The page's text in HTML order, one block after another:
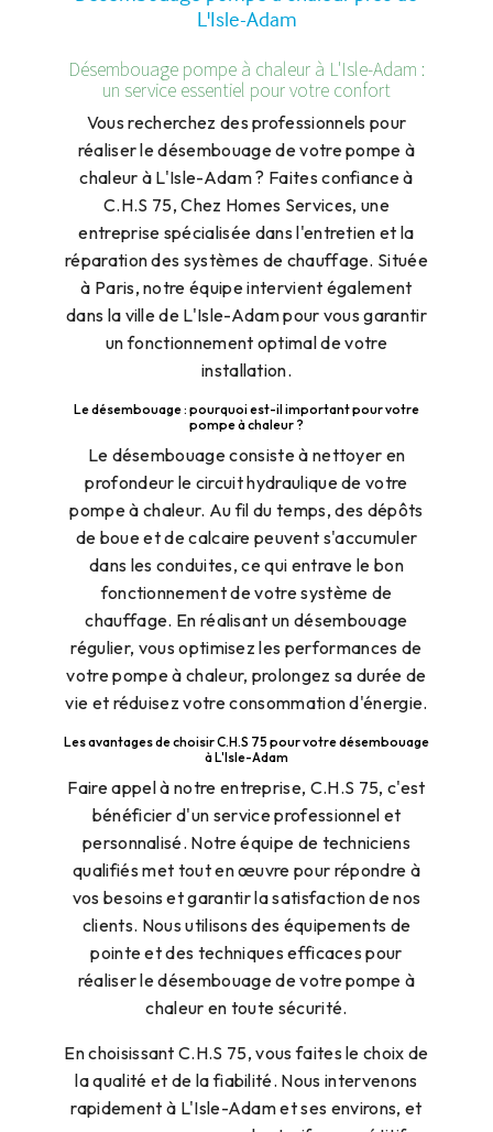
L'Isle-Adam
Désembouage pompe à chaleur à L'Isle-Adam :
un service essentiel pour votre confort
Vous recherchez des professionnels pour
réaliser le désembouage de votre pompe à
chaleur à L'Isle-Adam ? Faites confiance à
C.H.S 75, Chez Homes Services, une
entreprise spécialisée dans l'entretien et la
réparation des systèmes de chauffage. Située
à Paris, notre équipe intervient également
dans la ville de L'Isle-Adam pour vous garantir
un fonctionnement optimal de votre
installation.
Le désembouage : pourquoi est-il important pour votre
pompe à chaleur ?
Le désembouage consiste à nettoyer en
profondeur le circuit hydraulique de votre
pompe à chaleur. Au fil du temps, des dépôts
de boue et de calcaire peuvent s'accumuler
dans les conduites, ce qui entrave le bon
fonctionnement de votre système de
chauffage. En réalisant un désembouage
régulier, vous optimisez les performances de
votre pompe à chaleur, prolongez sa durée de
vie et réduisez votre consommation d'énergie.
Les avantages de choisir C.H.S 75 pour votre désembouage
à L'Isle-Adam
Faire appel à notre entreprise, C.H.S 75, c'est
bénéficier d'un service professionnel et
personnalisé. Notre équipe de techniciens
qualifiés met tout en œuvre pour répondre à
vos besoins et garantir la satisfaction de nos
clients. Nous utilisons des équipements de
pointe et des techniques efficaces pour
réaliser le désembouage de votre pompe à
chaleur en toute sécurité.
En choisissant C.H.S 75, vous faites le choix de
la qualité et de la fiabilité. Nous intervenons
rapidement à L'Isle-Adam et ses environs, et